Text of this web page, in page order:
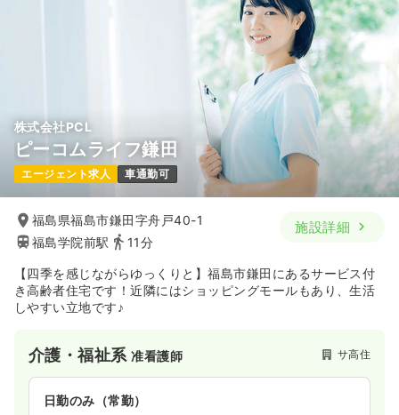
株式会社PCL
ピーコムライフ鎌田
エージェント求人 車通勤可
福島県福島市鎌田字舟戸40-1
福島学院前駅
11分
施設詳細
【四季を感じながらゆっくりと】福島市鎌田にあるサービス付
き高齢者住宅です！近隣にはショッピングモールもあり、生活
しやすい立地です♪
介護・福祉系准看護師 サ高住
日勤のみ（常勤）